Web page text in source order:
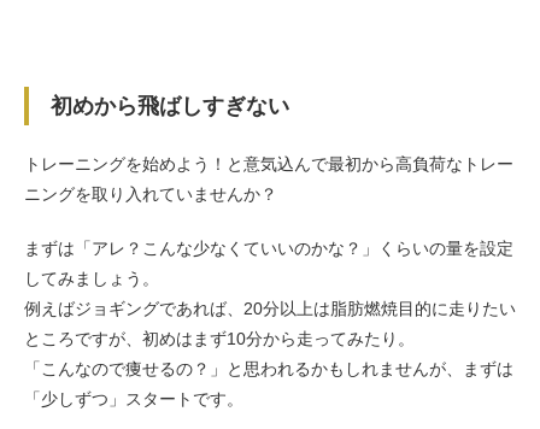
初めから飛ばしすぎない
トレーニングを始めよう！と意気込んで最初から高負荷なトレー
ニングを取り入れていませんか？
まずは「アレ？こんな少なくていいのかな？」くらいの量を設定
してみましょう。
例えばジョギングであれば、20分以上は脂肪燃焼目的に走りたい
ところですが、初めはまず10分から走ってみたり。
「こんなので痩せるの？」と思われるかもしれませんが、まずは
「少しずつ」スタートです。